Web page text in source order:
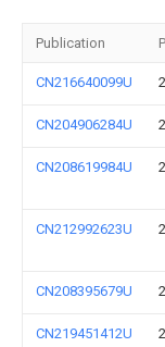
Publication
CN216640099U
CN204906284U
CN208619984U
CN212992623U
CN208395679U
CN219451412U